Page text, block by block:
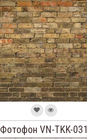
Фотофон VN-TKK-031